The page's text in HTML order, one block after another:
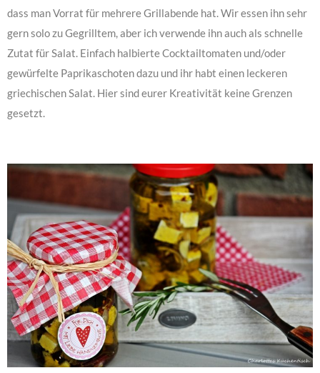
dass man Vorrat für mehrere Grillabende hat. Wir essen ihn sehr
gern solo zu Gegrilltem, aber ich verwende ihn auch als schnelle
Zutat für Salat. Einfach halbierte Cocktailtomaten und/oder
gewürfelte Paprikaschoten dazu und ihr habt einen leckeren
griechischen Salat. Hier sind eurer Kreativität keine Grenzen
gesetzt.